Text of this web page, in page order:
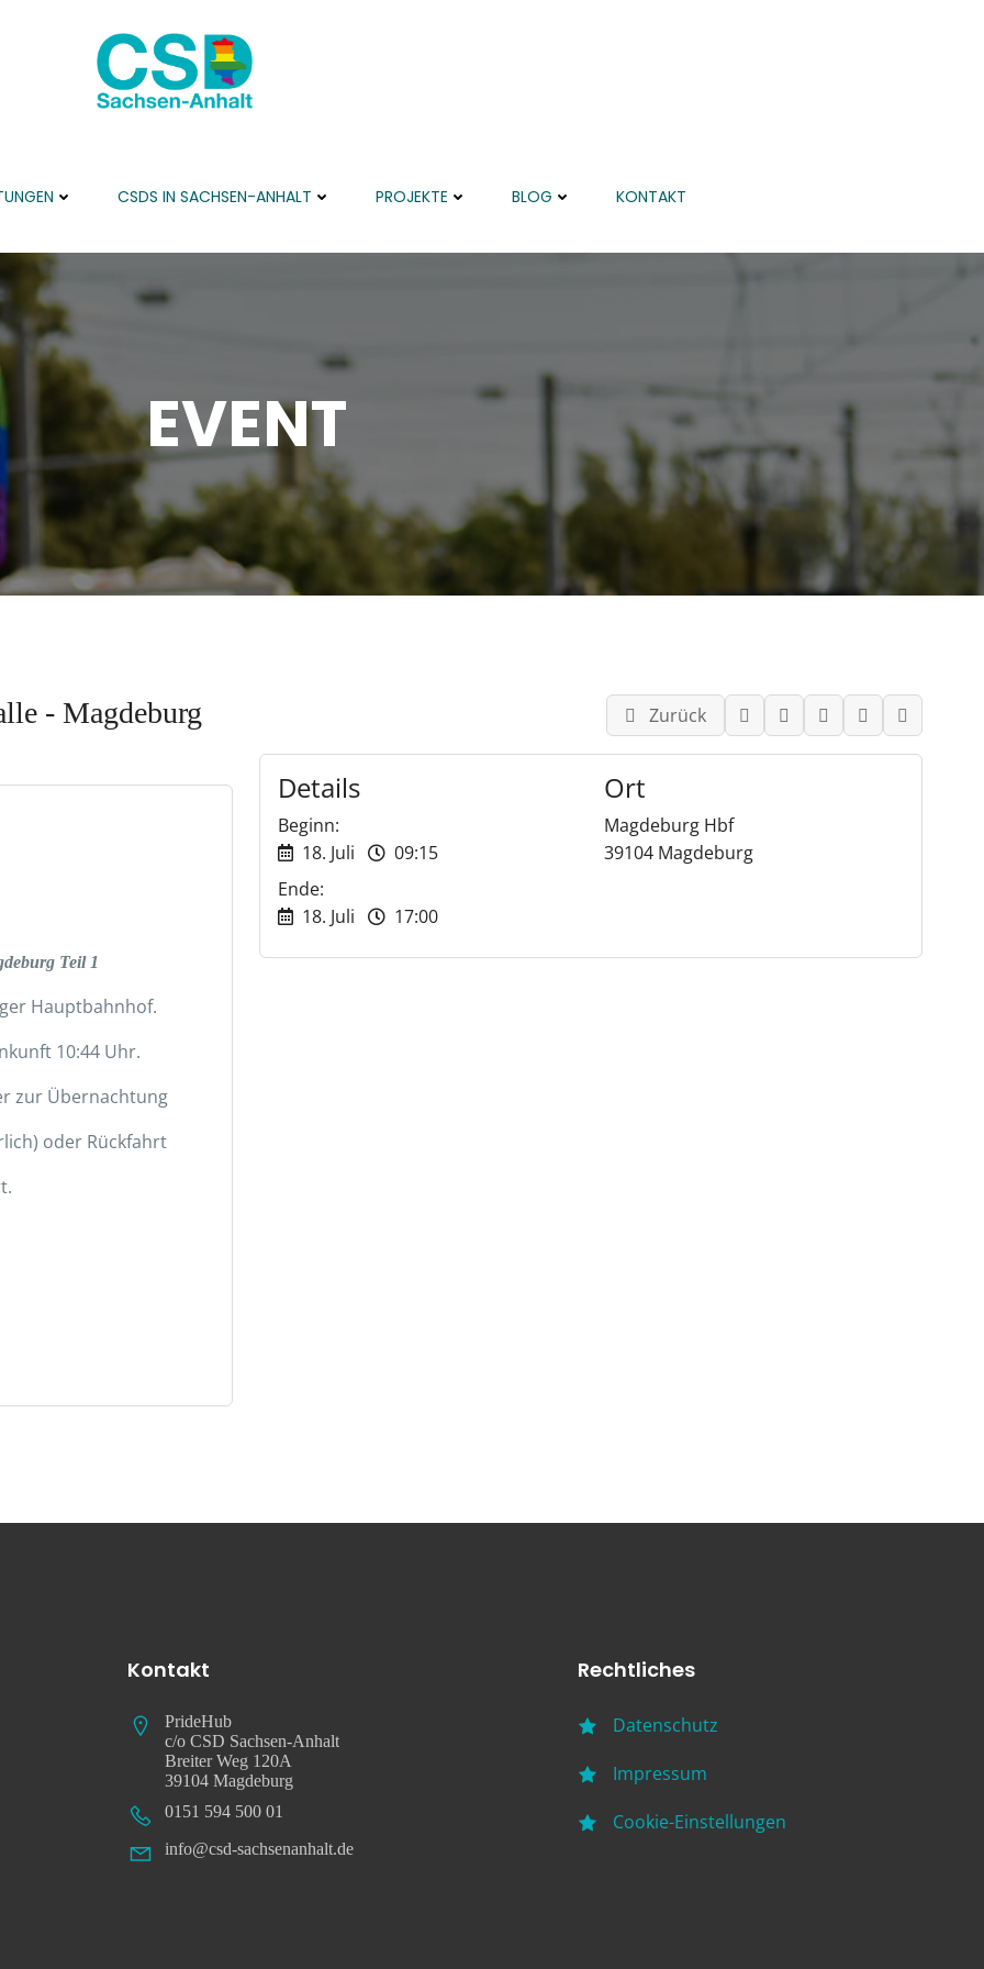
CSDS IN SACHSEN-ANHALT PROJEKTE BLOG KONTAKT
EVENT
- Magdeburg
Teil 1
Hauptbahnhof.
10:44 Uhr.
zur Übernachtung
oder Rückfahrt
Zurück
Details
Beginn:
18. Juli
09:15
Ende:
18. Juli
17:00
Ort
Magdeburg Hbf
39104 Magdeburg
Kontakt
PrideHub
c/o CSD Sachsen-Anhalt
Breiter Weg 120A
39104 Magdeburg
0151 594 500 01
info@csd-sachsenanhalt.de
Rechtliches
Datenschutz
Impressum
Cookie-Einstellungen